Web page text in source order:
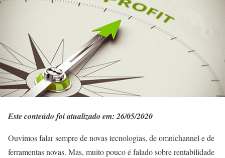
Este conteúdo foi atualizado em: 26/05/2020
Ouvimos falar sempre de novas tecnologias, de omnichannel e de
ferramentas novas. Mas, muito pouco é falado sobre rentabilidade